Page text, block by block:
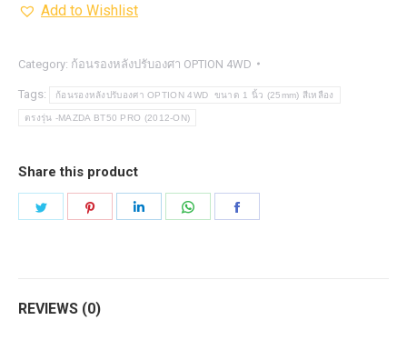
หลัง
องศา
OPTION
4WD ขนาด1.5นิ้ว
สี
เหลือง
quantity
Add to Wishlist
Category: ก้อนรองหลังปรับองศา OPTION 4WD
Tags: ก้อนรองหลังปรับองศา OPTION 4WD ขนาด 1 นิ้ว (25mm) สีเหลือง
ตรงรุ่น -MAZDA BT50 PRO (2012-ON)
Share this product
REVIEWS (0)